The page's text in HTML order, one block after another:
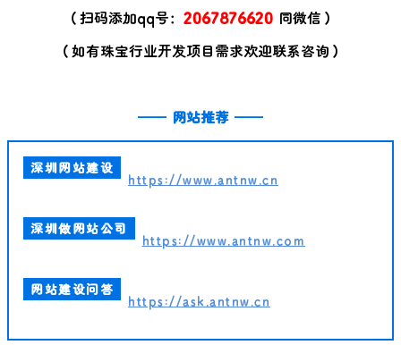
（扫码添加qq号： 2067876620 同微信）
（如有珠宝行业开发项目需求欢迎联系咨询）
—— 网站推荐 ——
深圳网站建设
https://www.antnw.cn
深圳做网站公司
https://www.antnw.com
网站建设问答
https://ask.antnw.cn